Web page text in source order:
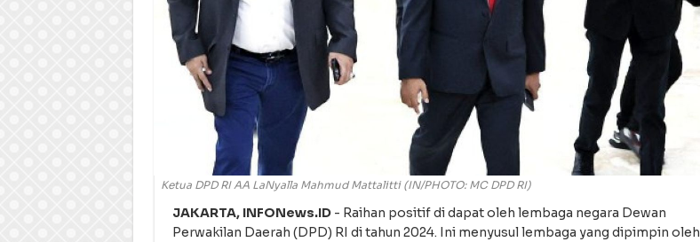
Ketua DPD RI AA LaNyalla Mahmud Mattalitti (IN/PHOTO: MC DPD RI)
JAKARTA, INFONews.ID - Raihan positif di dapat oleh lembaga negara Dewan
Perwakilan Daerah (DPD) RI di tahun 2024. Ini menyusul lembaga yang dipimpin oleh